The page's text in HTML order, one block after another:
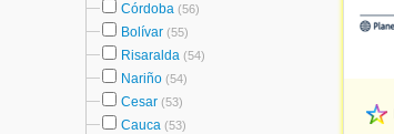
Córdoba (56)
Bolívar (55)
Risaralda (54)
Nariño (54)
Cesar (53)
Cauca (53)